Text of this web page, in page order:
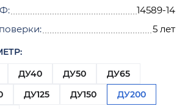
14589-14
5 лет
ДУ40 ДУ50
ДУ65
ДУ125 ДУ150
ДУ200